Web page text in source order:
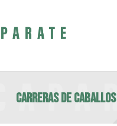
Carreras de Caballos